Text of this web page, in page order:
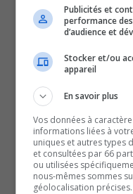
Situation de plus en
Témiscaming-Kipawa…
Le cardinal Marc
d’agression sexuelle!
QUESTION DU
Publicités et
performance
d’audience et
Stocker et/ou
appareil
En savoir plus
Vos données à
informations liées à
uniques et autres types
et consultées par 66
ou utilisées
nous-mêmes sommes
géolocalisation précises.